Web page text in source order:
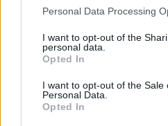
Personal Data Processing
I want to opt-out of the
personal data.
Opted In
I want to opt-out of the Sale
Personal Data.
Opted In
Motorola: ετοιμάζει
By ΓΙΏΡΓΟΣ ΓΡΊΒΑΣ
Η πιο ταξιδιάρικη
καλοκαιριού έχει